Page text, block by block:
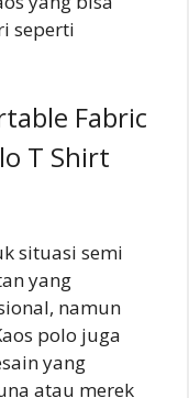
seperti
Fabric
T Shirt
situasi semi
yang
namun
polo juga
yang
atau merek